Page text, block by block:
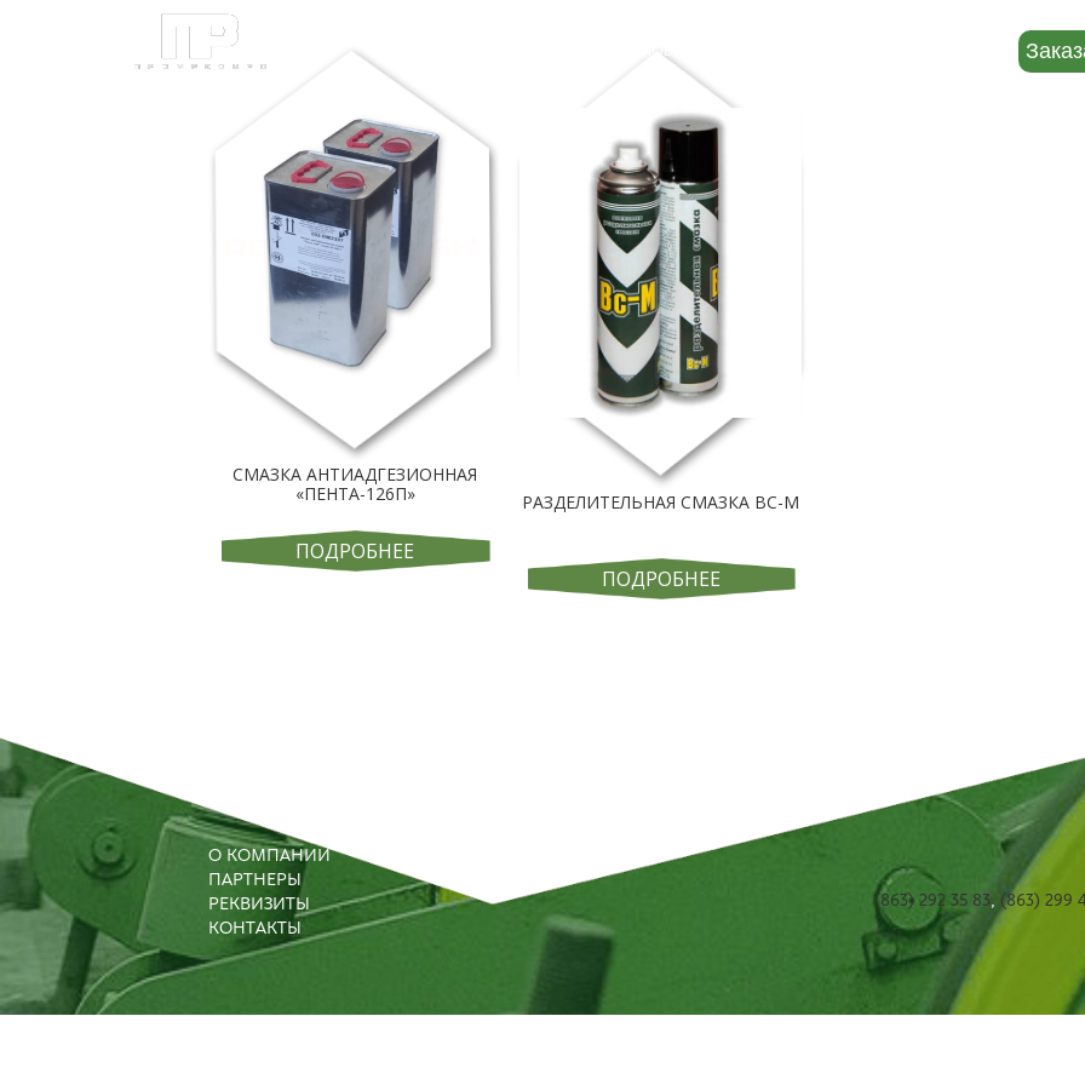
АВТОМОБИЛЬНАЯ ХИМИЯ
СМАЗКА АНТИАДГЕЗИОННАЯ
«ПЕНТА-126П»
ПОДРОБНЕЕ
РАЗДЕЛИТЕЛЬНАЯ СМАЗКА ВС-М
ПОДРОБНЕЕ
О КОМПАНИИ
ПАРТНЕРЫ
РЕКВИЗИТЫ
КОНТАКТЫ
(863) 292 35 83, (863) 299